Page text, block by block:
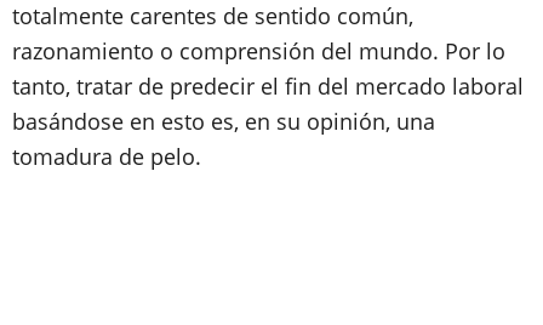
totalmente carentes de sentido común,
razonamiento o comprensión del mundo. Por lo
tanto, tratar de predecir el fin del mercado laboral
basándose en esto es, en su opinión, una
tomadura de pelo.